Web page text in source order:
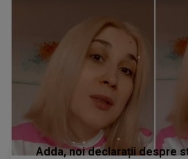
Adda, noi declarații despre